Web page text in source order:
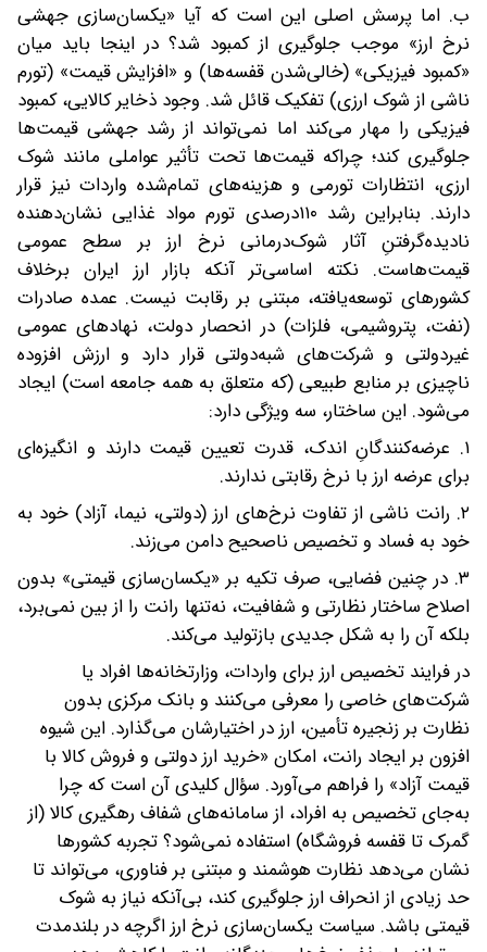
ب. اما پرسش اصلی این است که آیا «یکسان‌سازی جهشی
نرخ ارز» موجب جلوگیری از کمبود شد؟ در اینجا باید میان
«کمبود فیزیکی» (خالی‌شدن قفسه‌ها) و «افزایش قیمت» (تورم
ناشی از شوک ارزی) تفکیک قائل شد. وجود ذخایر کالایی، کمبود
فیزیکی را مهار می‌کند اما نمی‌تواند از رشد جهشی قیمت‌ها
جلوگیری کند؛ چراکه قیمت‌ها تحت تأثیر عواملی مانند شوک
ارزی، انتظارات تورمی و هزینه‌های تمام‌شده واردات نیز قرار
دارند. بنابراین رشد ۱۱۰درصدی تورم مواد غذایی نشان‌دهنده
نادیده‌گرفتنِ آثار شوک‌درمانی نرخ ارز بر سطح عمومی
قیمت‌هاست. نکته اساسی‌تر آنکه بازار ارز ایران برخلاف
کشورهای توسعه‌یافته، مبتنی بر رقابت نیست. عمده صادرات
(نفت، پتروشیمی، فلزات) در انحصار دولت، نهادهای عمومی
غیردولتی و شرکت‌های شبه‌دولتی قرار دارد و ارزش افزوده
ناچیزی بر منابع طبیعی (که متعلق به همه جامعه است) ایجاد
می‌شود. این ساختار، سه ویژگی دارد:
۱. عرضه‌کنندگانِ اندک، قدرت تعیین قیمت دارند و انگیزه‌ای
برای عرضه ارز با نرخ رقابتی ندارند.
۲. رانت ناشی از تفاوت نرخ‌های ارز (دولتی، نیما، آزاد) خود به
خود به فساد و تخصیص ناصحیح دامن می‌زند.
۳. در چنین فضایی، صرف تکیه بر «یکسان‌سازی قیمتی» بدون
اصلاح ساختار نظارتی و شفافیت، نه‌تنها رانت را از بین نمی‌برد،
بلکه آن را به شکل جدیدی بازتولید می‌کند.
در فرایند تخصیص ارز برای واردات، وزارتخانه‌ها افراد یا
شرکت‌های خاصی را معرفی می‌کنند و بانک مرکزی بدون
نظارت بر زنجیره تأمین، ارز در اختیارشان می‌گذارد. این شیوه‌
افزون بر ایجاد رانت، امکان «خرید ارز دولتی و فروش کالا با
قیمت آزاد» را فراهم می‌آورد. سؤال کلیدی آن است که چرا
به‌جای تخصیص به افراد، از سامانه‌های شفاف رهگیری کالا (از
گمرک تا قفسه فروشگاه) استفاده نمی‌شود؟ تجربه کشورها
نشان می‌دهد نظارت هوشمند و مبتنی بر فناوری، می‌تواند تا
حد زیادی از انحراف ارز جلوگیری کند، بی‌آنکه نیاز به شوک
قیمتی باشد. سیاست یکسان‌سازی نرخ ارز اگرچه در بلندمدت